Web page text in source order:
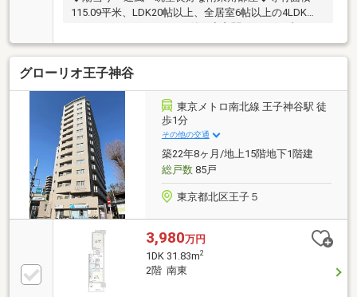
115.09平米、LDK20帖以上、全居室6帖以上の4LDK◆
ンクルームを完備◆オートロック、エレベーター、宅
配ボックスを完備◆ペット相談可(細則有り)◆マンシ
ョン専用シャトルバスなど有り(一部有償)
グローリオ王子神谷
東京メトロ南北線 王子神谷駅 徒
歩1分
その他の交通
築22年8ヶ月/地上15階地下1階建
総戸数85戸
東京都北区王子５
3,980万円
1DK 31.83m2
2階 南東